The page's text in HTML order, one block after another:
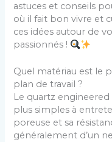
astuces et conseils
où il fait bon vivre et
ces idées autour de
passionnés !
Quel matériau est le
plan de travail ?
Le quartz engineered
plus simples à
poreuse et sa
généralement d’un